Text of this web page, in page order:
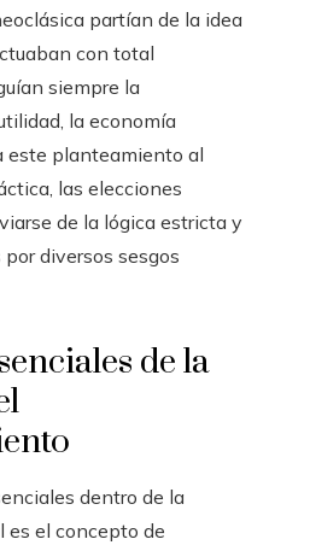
partían de la idea
con total
siempre la
la economía
este planteamiento al
las elecciones
de la lógica estricta y
diversos sesgos
de la
dentro de la
es el concepto de